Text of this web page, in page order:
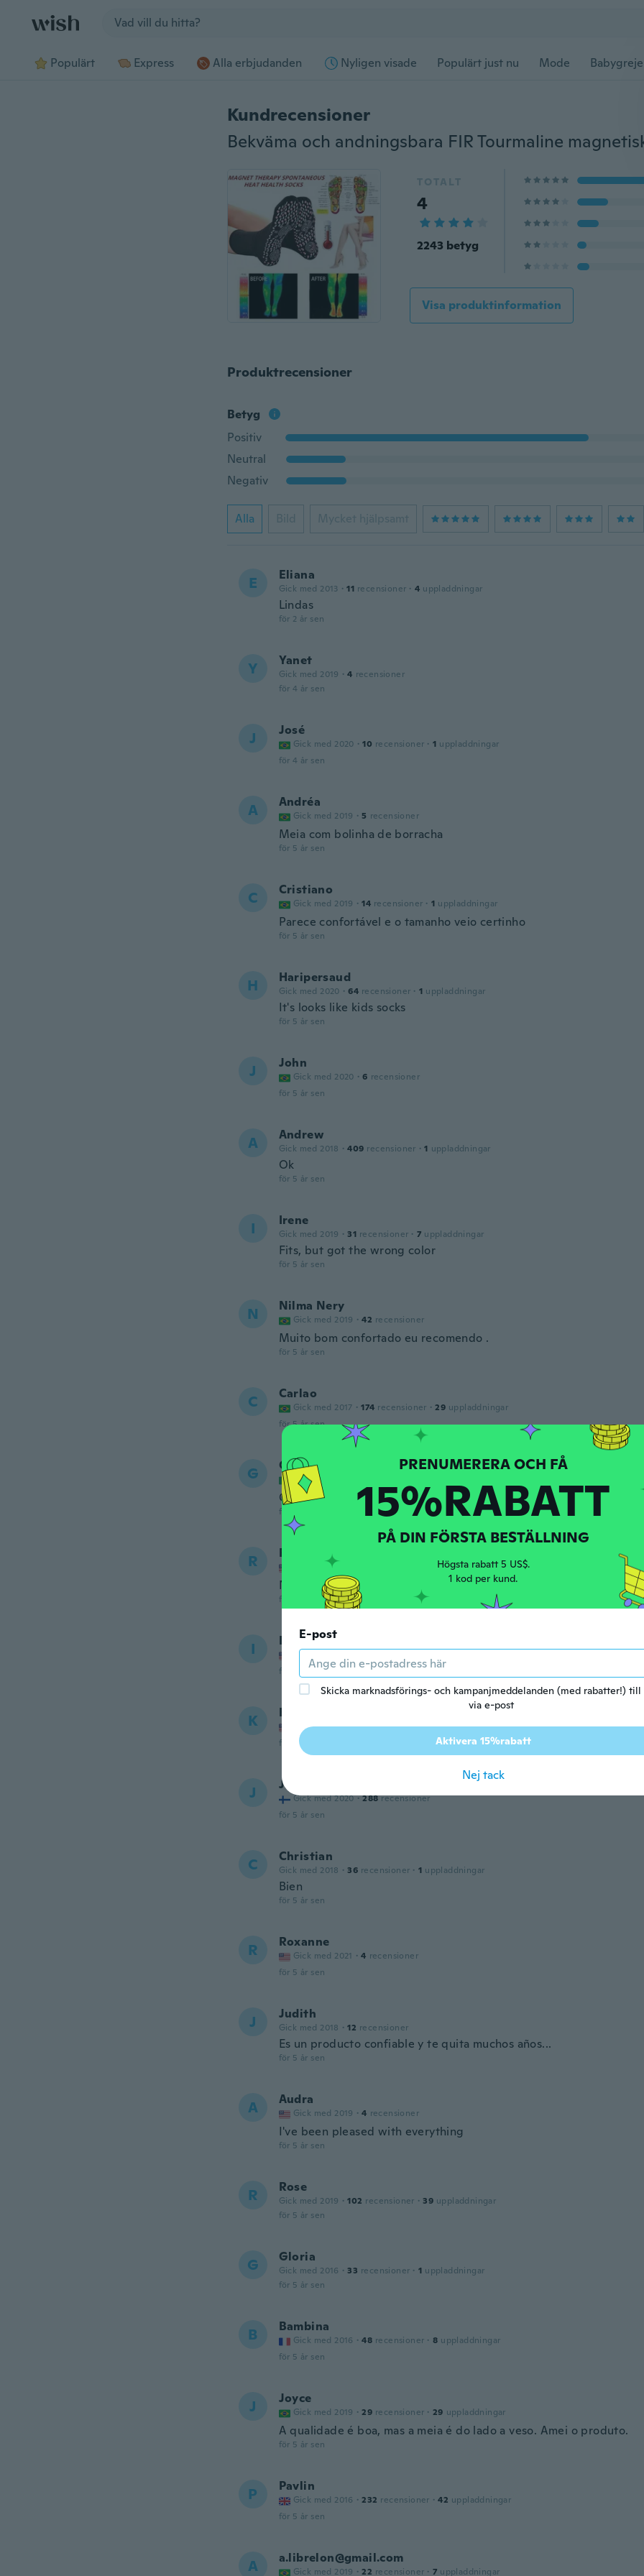
Populärt Express Alla erbjudanden Nyligen visade Populärt just nu Mode
Kundrecensioner
TOTALT
4
2243 betyg
Visa produktinformation
Produktrecensioner
Betyg
Positiv
Neutral
Negativ
Alla Bild Mycket hjälpsamt
E Eliana
Gick med 2013 · 11 recensioner · 4 uppladdningar
Lindas
för 2 år sen
Y Yanet
Gick med 2019 · 4 recensioner
för 4 år sen
J José
Gick med 2020 · 10 recensioner · 1 uppladdningar
för 4 år sen
A Andréa
Gick med 2019 · 5 recensioner
Meia com bolinha de borracha
för 5 år sen
C Cristiano
Gick med 2019 · 14 recensioner · 1 uppladdningar
Parece confortável e o tamanho veio certinho
för 5 år sen
H Haripersaud
Gick med 2020 · 64 recensioner · 1 uppladdningar
It's looks like kids socks
för 5 år sen
J John
Gick med 2020 · 6 recensioner
för 5 år sen
A Andrew
Gick med 2018 · 409 recensioner · 1 uppladdningar
Ok
för 5 år sen
I Irene
Gick med 2019 · 31 recensioner · 7 uppladdningar
Fits, but got the wrong color
för 5 år sen
N Nilma Nery
Gick med 2019 · 42 recensioner
Muito bom confortado eu recomendo .
för 5 år sen
C Carlao
Gick med 2017 · 174 recensioner · 29 uppladdningar
för 5 år sen
G Giuseppina
Gick med 2017
Ottimo prodotto
för 5 år sen
R Rose
Gick med 2015 uppladdningar
Not as advertise pour quality
för 5 år sen
I Ivy prettywings
Gick med 2020
för 5 år sen
K Kim
Gick med 2020 · 4 recensioner · 1 uppladdningar
för 5 år sen
J Jouni
Gick med 2020 · 288 recensioner
för 5 år sen
C Christian
Gick med 2018 · 36 recensioner · 1 uppladdningar
Bien
för 5 år sen
R Roxanne
Gick med 2021 · 4 recensioner
för 5 år sen
J Judith
Gick med 2018 · 12 recensioner
Es un producto confiable y te quita muchos años...
för 5 år sen
A Audra
Gick med 2019 · 4 recensioner
I've been pleased with everything
för 5 år sen
R Rose
Gick med 2019 · 102 recensioner · 39 uppladdningar
för 5 år sen
G Gloria
Gick med 2016 · 33 recensioner · 1 uppladdningar
för 5 år sen
B Bambina
Gick med 2016 · 48 recensioner · 8 uppladdningar
för 5 år sen
J Joyce
Gick med 2019 · 29 recensioner · 29 uppladdningar
A qualidade é boa, mas a meia é do lado a veso. Amei o produto.
för 5 år sen
P Pavlin
Gick med 2016 · 232 recensioner · 42 uppladdningar
för 5 år sen
A a.librelon@gmail.com
Gick med 2019 · 22 recensioner · 7 uppladdningar
PRENUMERERA OCH FÅ
15%RABATT
PÅ DIN FÖRSTA BESTÄLLNING
Högsta rabatt 5 US$.
1 kod per kund.
E-post
Skicka marknadsförings- och kampanjmeddelanden (med rabatter!)
via e-post
Aktivera 15%rabatt
Nej tack